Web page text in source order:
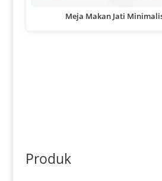
Meja Makan Jati
Produk